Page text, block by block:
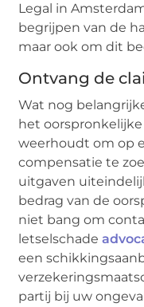
Legal in
begrijpen van de
maar ook om dit
Ontvang de
Wat nog
het
weerhoudt om op
compensatie te
uitgaven
bedrag van de
niet bang om
letselschade
een
partij bij uw